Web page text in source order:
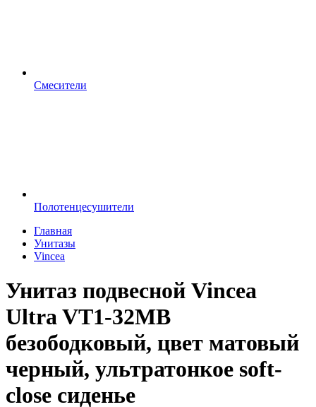
Смесители
Полотенцесушители
Главная
Унитазы
Vincea
Унитаз подвесной Vincea
Ultra VT1-32MB
безободковый, цвет матовый
черный, ультратонкое soft-
close сиденье